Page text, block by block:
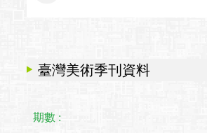
臺灣美術季刊資料
期數 :